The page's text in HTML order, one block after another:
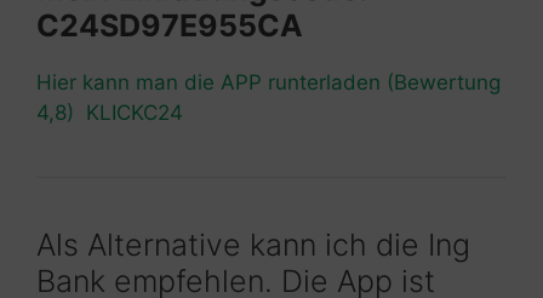
C24SD97E955CA
Hier kann man die APP runterladen (Bewertung
4,8) KLICKC24
Als Alternative kann ich die Ing
Bank empfehlen. Die App ist